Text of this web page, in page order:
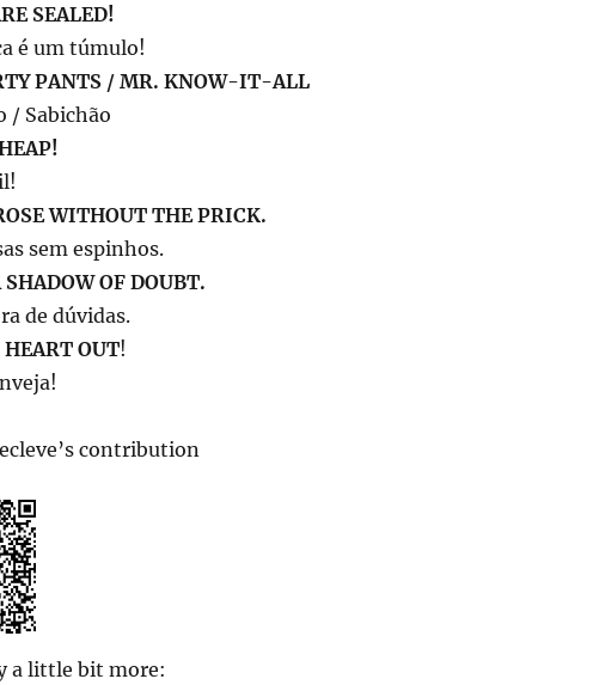
SEALED!
é um túmulo!
PANTS / MR. KNOW-IT-ALL
/ Sabichão
WITHOUT THE PRICK.
sem espinhos.
SHADOW OF DOUBT.
de dúvidas.
HEART OUT!
contribution
a little bit more: